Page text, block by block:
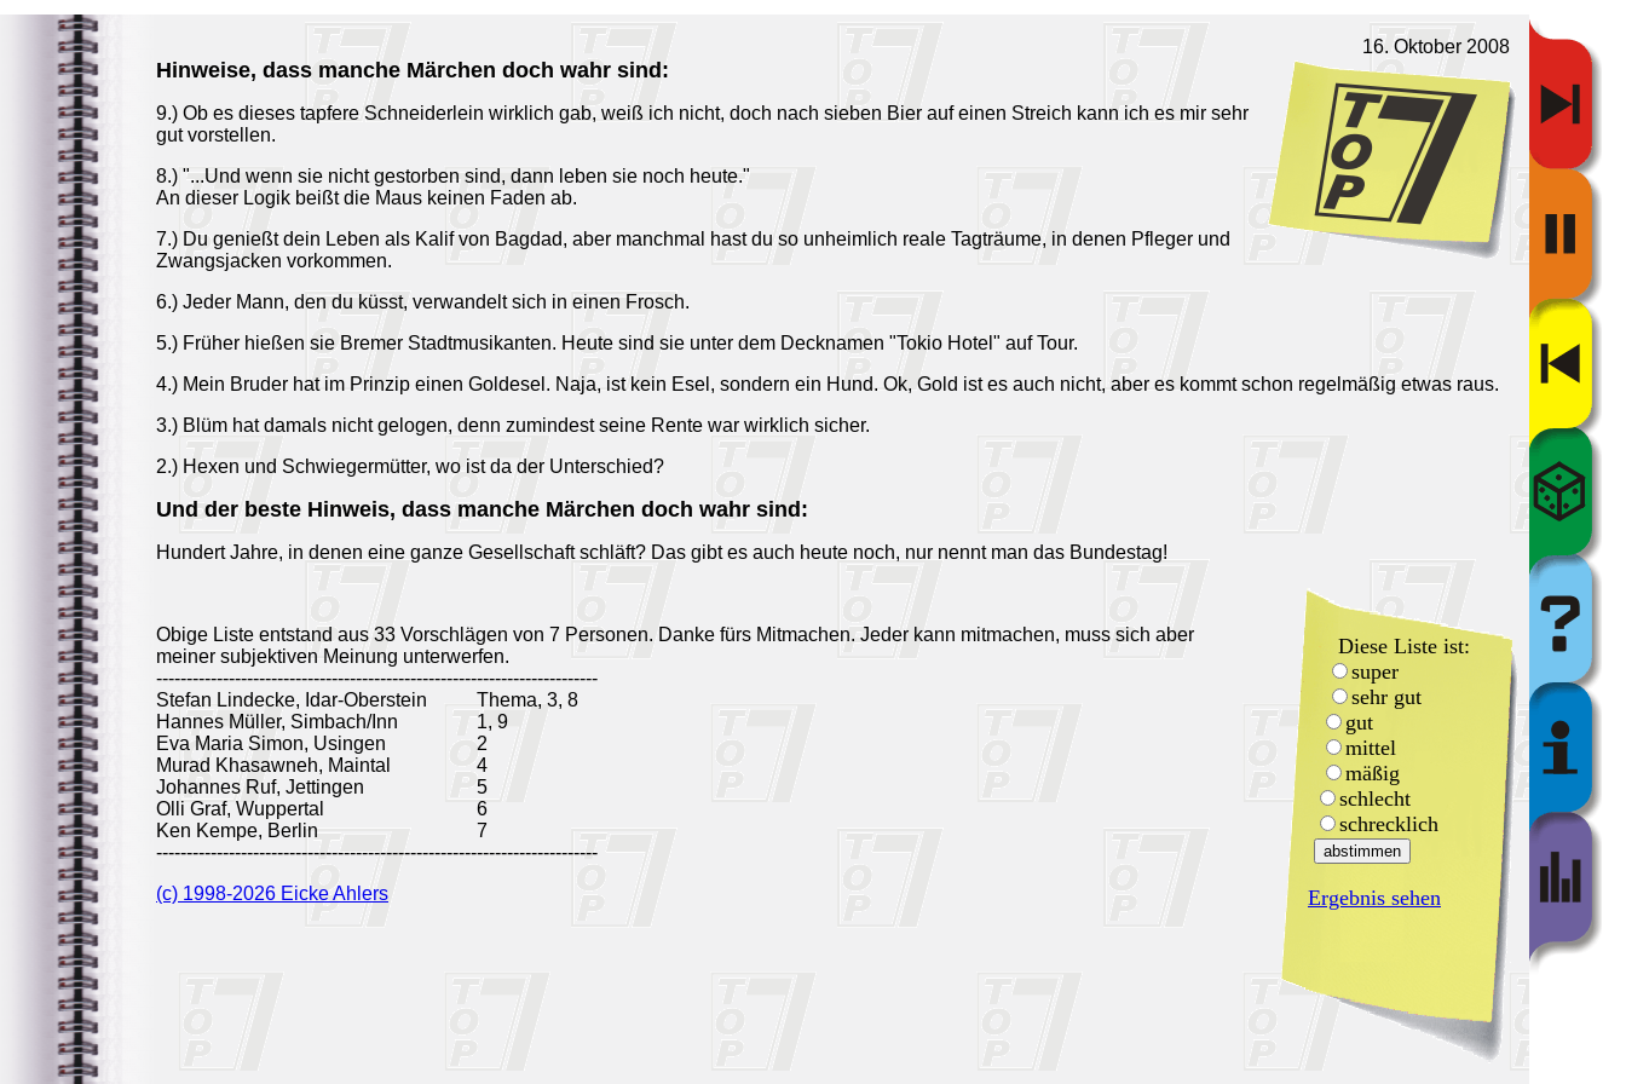
16. Oktober 2008
Hinweise, dass manche Märchen doch wahr sind:
9.) Ob es dieses tapfere Schneiderlein wirklich gab, weiß ich nicht, doch nach sieben Bier auf einen Streich kann ich es mir sehr
gut vorstellen.
8.) "...Und wenn sie nicht gestorben sind, dann leben sie noch heute."
An dieser Logik beißt die Maus keinen Faden ab.
7.) Du genießt dein Leben als Kalif von Bagdad, aber manchmal hast du so unheimlich reale Tagträume, in denen Pfleger und
Zwangsjacken vorkommen.
6.) Jeder Mann, den du küsst, verwandelt sich in einen Frosch.
5.) Früher hießen sie Bremer Stadtmusikanten. Heute sind sie unter dem Decknamen "Tokio Hotel" auf Tour.
4.) Mein Bruder hat im Prinzip einen Goldesel. Naja, ist kein Esel, sondern ein Hund. Ok, Gold ist es auch nicht, aber es kommt schon regelmäßig etwas raus.
3.) Blüm hat damals nicht gelogen, denn zumindest seine Rente war wirklich sicher.
2.) Hexen und Schwiegermütter, wo ist da der Unterschied?
Und der beste Hinweis, dass manche Märchen doch wahr sind:
Hundert Jahre, in denen eine ganze Gesellschaft schläft? Das gibt es auch heute noch, nur nennt man das Bundestag!
Obige Liste entstand aus 33 Vorschlägen von 7 Personen. Danke fürs Mitmachen. Jeder kann mitmachen, muss sich aber
meiner subjektiven Meinung unterwerfen.
-------------------------------------------------------------------------
Stefan Lindecke, Idar-Oberstein
Thema, 3, 8
Hannes Müller, Simbach/Inn
1, 9
Eva Maria Simon, Usingen
2
Murad Khasawneh, Maintal
4
Johannes Ruf, Jettingen
5
Olli Graf, Wuppertal
6
Ken Kempe, Berlin
7
-------------------------------------------------------------------------
(c) 1998-2026 Eicke Ahlers
Diese Liste ist:
super
sehr gut
gut
mittel
mäßig
schlecht
schrecklich
Ergebnis sehen